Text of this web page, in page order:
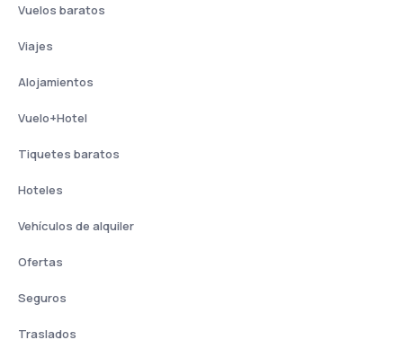
Vuelos baratos
Viajes
Alojamientos
Vuelo+Hotel
Tiquetes baratos
Hoteles
Vehículos de alquiler
Ofertas
Seguros
Traslados